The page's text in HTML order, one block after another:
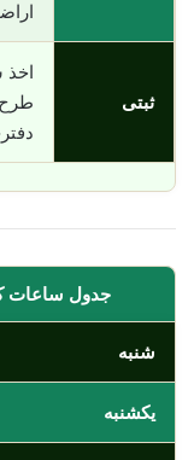
ثبتی
طرح
جدول ساعات
شنبه
یکشنبه